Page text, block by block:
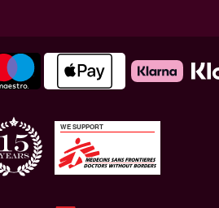
WE SUPPORT